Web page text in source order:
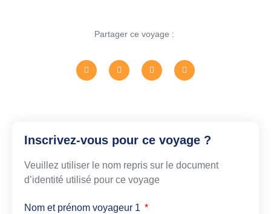
Partager ce voyage :
Inscrivez-vous pour ce voyage ?
Veuillez utiliser le nom repris sur le document
d’identité utilisé pour ce voyage
Nom et prénom voyageur 1